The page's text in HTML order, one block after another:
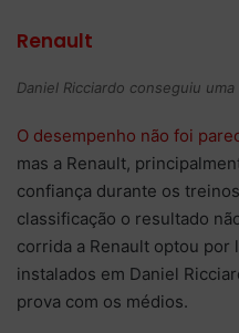
Renault
Daniel Ricciardo conseguiu
O desempenho não foi
mas a Renault,
confiança durante os
classificação o resultado
corrida a Renault optou por
instalados em Daniel
prova com os médios.